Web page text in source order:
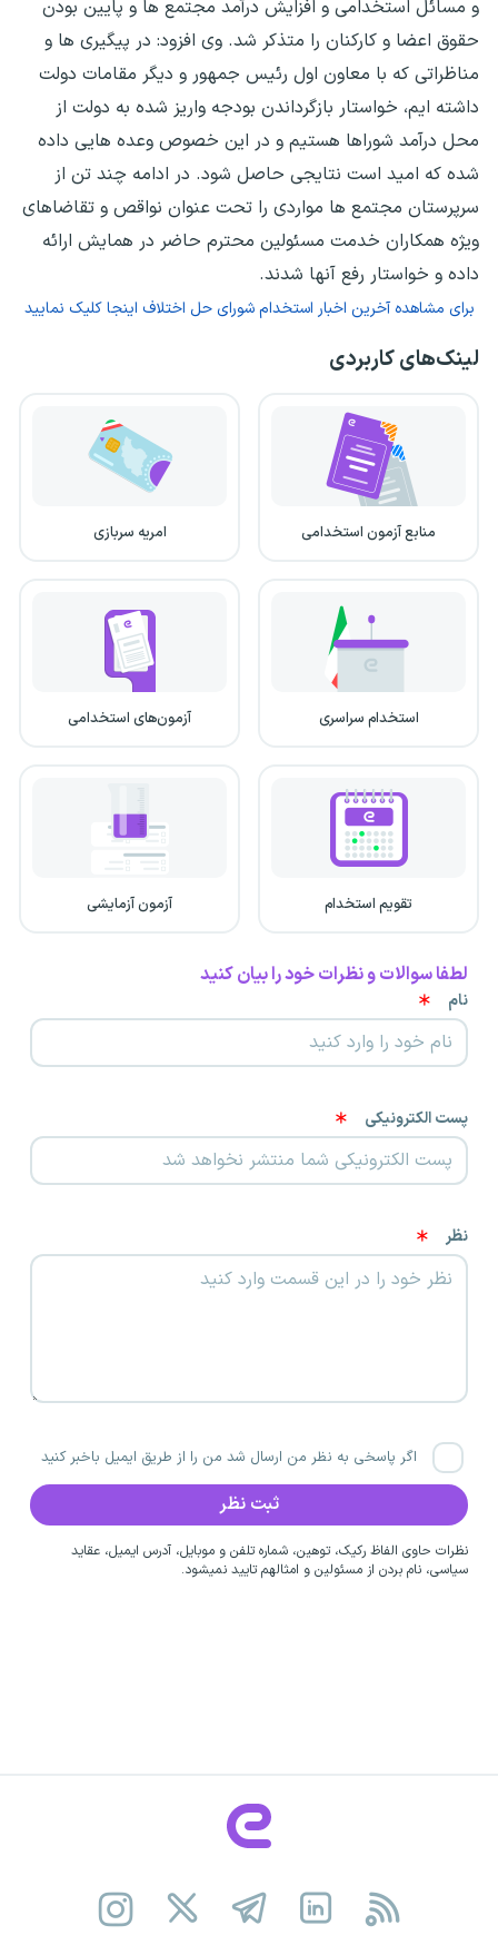
و مسائل استخدامی و افزایش درآمد مجتمع ها و پایین بودن
حقوق اعضا و کارکنان را متذکر شد. وی افزود: در پیگیری ها و
مناظراتی که با معاون اول رئیس جمهور و دیگر مقامات دولت
داشته ایم، خواستار بازگرداندن بودجه واریز شده به دولت از
محل درآمد شوراها هستیم و در این خصوص وعده هایی داده
شده که امید است نتایجی حاصل شود. در ادامه چند تن از
سرپرستان مجتمع ها مواردی را تحت عنوان نواقص و تقاضاهای
ویژه همکاران خدمت مسئولین محترم حاضر در همایش ارائه
داده و خواستار رفع آنها شدند.
برای مشاهده آخرین اخبار استخدام شورای حل اختلاف اینجا کلیک نمایید
لینک‌های کاربردی
منابع آزمون استخدامی امریه سربازی
استخدام سراسری آزمون‌های استخدامی
تقویم استخدام آزمون آزمایشی
لطفا سوالات و نظرات خود را بیان کنید
نام
پست الکترونیکی
نظر
اگر پاسخی به نظر من ارسال شد من را از طریق ایمیل باخبر کنید
نظرات حاوی الفاظ رکیک، توهین، شماره تلفن و موبایل، آدرس ایمیل، عقاید
سیاسی، نام بردن از مسئولین و امثالهم تایید نمیشود.